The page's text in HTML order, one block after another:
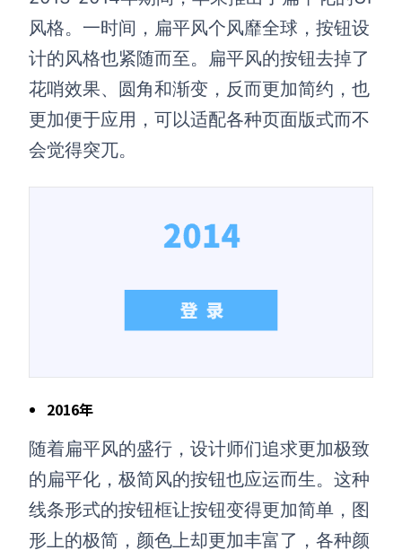
风格。一时间，扁平风个风靡全球，按钮设
计的风格也紧随而至。扁平风的按钮去掉了
花哨效果、圆角和渐变，反而更加简约，也
更加便于应用，可以适配各种页面版式而不
会觉得突兀。
2016年
随着扁平风的盛行，设计师们追求更加极致
的扁平化，极简风的按钮也应运而生。这种
线条形式的按钮框让按钮变得更加简单，图
形上的极简，颜色上却更加丰富了，各种颜